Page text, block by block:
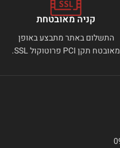
קניה מאובטחת
התשלום באתר מתבצע באופן
מאובטח תקן PCI פרוטוקול SSL.